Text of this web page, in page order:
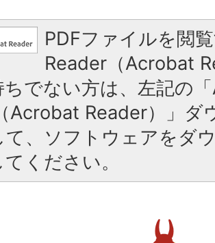
PDFファイルを閲
Reader（Acrobat
でない方は、左記の
Acrobat Reader）」ダ
て、ソフトウェアをダ
ください。